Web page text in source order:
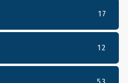
17
12